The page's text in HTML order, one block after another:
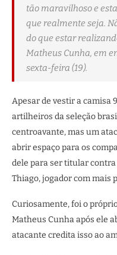
tão maravilhoso e
que realmente seja.
do que estar
Matheus Cunha, em
sexta-feira (19).
Apesar de vestir a camisa
artilheiros da seleção
centroavante, mas um
abrir espaço para os
dele para ser titular
Thiago, jogador com mais
Curiosamente, foi o
Matheus Cunha após ele
atacante credita isso ao